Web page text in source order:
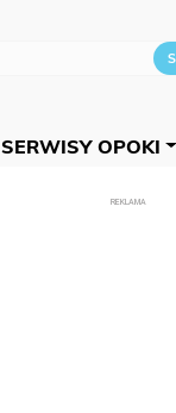
SERWISY OPOKI
REKLAMA